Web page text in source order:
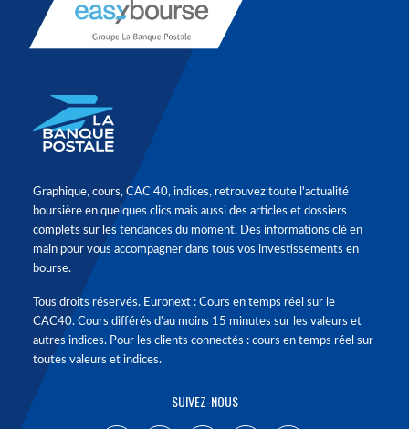
Graphique, cours, CAC 40, indices, retrouvez toute l'actualité
boursière en quelques clics mais aussi des articles et dossiers
complets sur les tendances du moment. Des informations clé en
main pour vous accompagner dans tous vos investissements en
bourse.
Tous droits réservés. Euronext : Cours en temps réel sur le
CAC40. Cours différés d'au moins 15 minutes sur les valeurs et
autres indices. Pour les clients connectés : cours en temps réel sur
toutes valeurs et indices.
SUIVEZ-NOUS